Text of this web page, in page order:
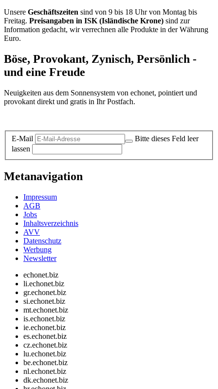
Unsere Geschäftszeiten sind von 9 bis 18 Uhr von Montag bis
Freitag. Preisangaben in ISK (Isländische Krone) sind zur
Information gedacht, wir verrechnen alle Produkte in der Währung
Euro.
Böse, Provokant, Zynisch, Persönlich -
und eine Freude
Neuigkeiten aus dem Sonnensystem von echonet, pointiert und
provokant direkt und gratis in Ihr Postfach.
E-Mail
Bitte dieses Feld leer
lassen
Metanavigation
Impressum
AGB
Jobs
Inhaltsverzeichnis
AVV
Datenschutz
Werbung
Newsletter
echonet.biz
li.echonet.biz
gr.echonet.biz
si.echonet.biz
mt.echonet.biz
is.echonet.biz
ie.echonet.biz
es.echonet.biz
cz.echonet.biz
lu.echonet.biz
be.echonet.biz
nl.echonet.biz
dk.echonet.biz